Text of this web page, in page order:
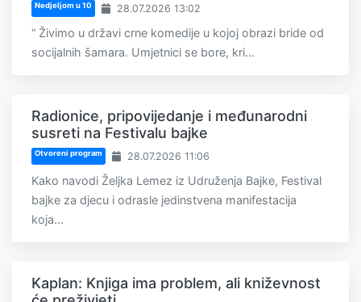
Nedjeljom u 10 28.07.2026 13:02
“ Živimo u državi crne komedije u kojoj obrazi bride od
socijalnih šamara. Umjetnici se bore, kri...
Radionice, pripovijedanje i međunarodni
susreti na Festivalu bajke
Otvoreni program 28.07.2026 11:06
Kako navodi Željka Lemez iz Udruženja Bajke, Festival
bajke za djecu i odrasle jedinstvena manifestacija
koja...
Kaplan: Knjiga ima problem, ali kniževnost